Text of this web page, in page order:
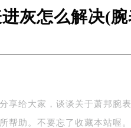
灰怎么解决(
享给大家，谈谈关于萧邦腕
帮助。不要忘了收藏本站喔